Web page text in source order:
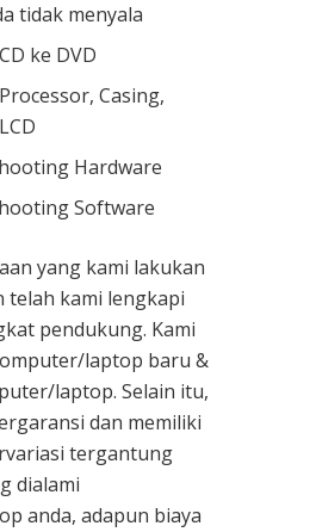
tidak menyala
ke DVD
Casing,
Hardware
Software
yang kami lakukan
telah kami lengkapi
pendukung. Kami
laptop baru &
laptop. Selain itu,
dan memiliki
tergantung
dialami
anda, adapun biaya